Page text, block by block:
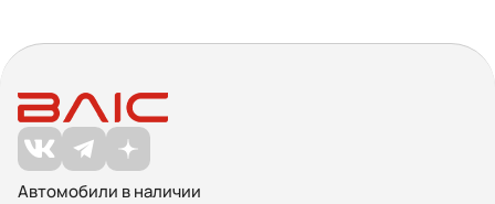
Автомобили в наличии